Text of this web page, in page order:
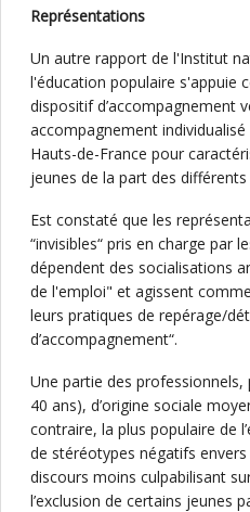
Représentations
Un autre rapport de l'Institut
l'éducation populaire s'appuie
dispositif d’accompagnement
accompagnement
Hauts-de-France pour
jeunes de la part des
Est constaté que les
“invisibles“ pris en charge par
dépendent des socialisations
de l'emploi" et agissent
leurs pratiques de repérage/
d’accompagnement“.
Une partie des professionnels,
40 ans), d’origine sociale
contraire, la plus populaire de
de stéréotypes négatifs
discours moins culpabilisant
l’exclusion de certains jeunes